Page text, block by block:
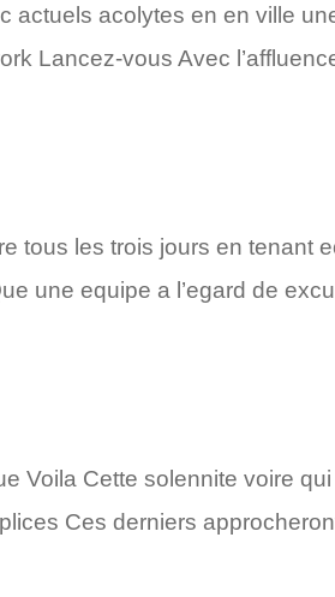
actuels acolytes en en ville
Lancez-vous Avec
tous les trois jours en
une equipe a l’egard de
Voila Cette solennite voire
Ces derniers